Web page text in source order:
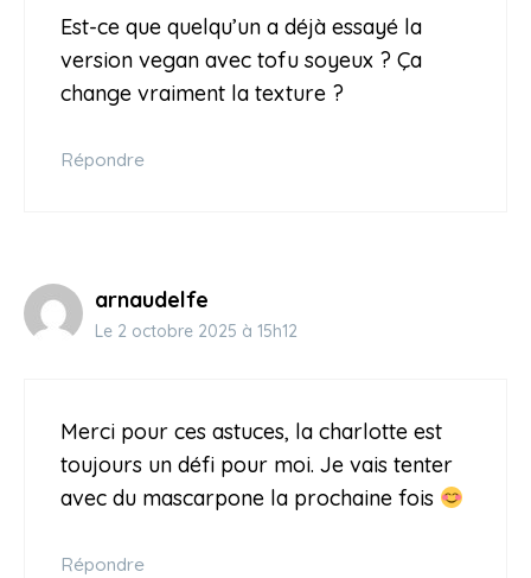
Est-ce que quelqu’un a déjà essayé la
version vegan avec tofu soyeux ? Ça
change vraiment la texture ?
Répondre
arnaudelfe
Le 2 octobre 2025 à 15h12
Merci pour ces astuces, la charlotte est
toujours un défi pour moi. Je vais tenter
avec du mascarpone la prochaine fois
Répondre